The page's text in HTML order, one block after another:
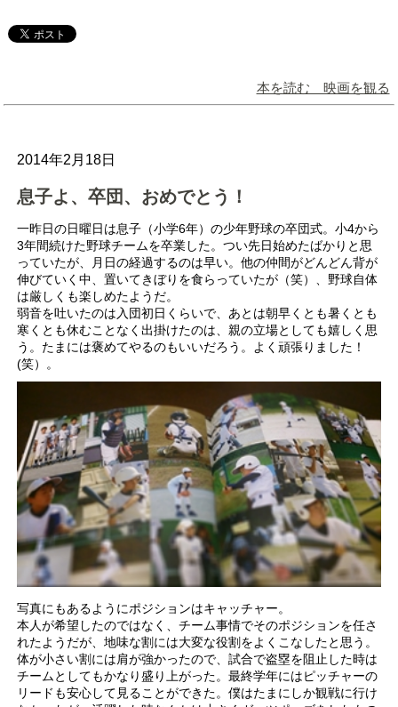
本を読む 映画を観る
2014年2月18日
息子よ、卒団、おめでとう！
一昨日の日曜日は息子（小学6年）の少年野球の卒団式。小4から
3年間続けた野球チームを卒業した。つい先日始めたばかりと思
っていたが、月日の経過するのは早い。他の仲間がどんどん背が
伸びていく中、置いてきぼりを食らっていたが（笑）、野球自体
は厳しくも楽しめたようだ。
弱音を吐いたのは入団初日くらいで、あとは朝早くとも暑くとも
寒くとも休むことなく出掛けたのは、親の立場としても嬉しく思
う。たまには褒めてやるのもいいだろう。よく頑張りました！
(笑）。
写真にもあるようにポジションはキャッチャー。
本人が希望したのではなく、チーム事情でそのポジションを任さ
れたようだが、地味な割には大変な役割をよくこなしたと思う。
体が小さい割には肩が強かったので、試合で盗塁を阻止した時は
チームとしてもかなり盛り上がった。最終学年にはピッチャーの
リードも安心して見ることができた。僕はたまにしか観戦に行け